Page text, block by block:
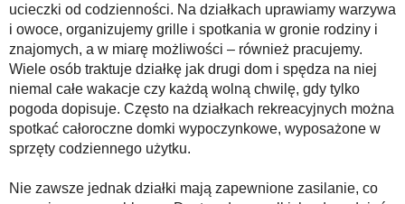
ucieczki od codzienności. Na działkach uprawiamy warzywa
i owoce, organizujemy grille i spotkania w gronie rodziny i
znajomych, a w miarę możliwości – również pracujemy.
Wiele osób traktuje działkę jak drugi dom i spędza na niej
niemal całe wakacje czy każdą wolną chwilę, gdy tylko
pogoda dopisuje. Często na działkach rekreacyjnych można
spotkać całoroczne domki wypoczynkowe, wyposażone w
sprzęty codziennego użytku.
Nie zawsze jednak działki mają zapewnione zasilanie, co